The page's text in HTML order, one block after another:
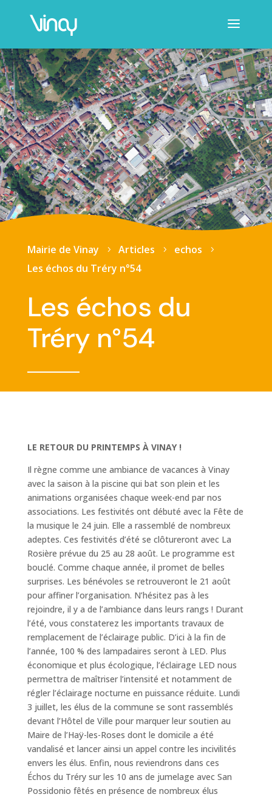
Mairie de Vinay 5 Articles 5 echos 5
Les échos du Tréry n°54
Les échos du
Tréry n°54
LE RETOUR DU PRINTEMPS À VINAY !
Il règne comme une ambiance de vacances à Vinay
avec la saison à la piscine qui bat son plein et les
animations organisées chaque week-end par nos
associations. Les festivités ont débuté avec la Fête de
la musique le 24 juin. Elle a rassemblé de nombreux
adeptes. Ces festivités d’été se clôtureront avec La
Rosière prévue du 25 au 28 août. Le programme est
bouclé. Comme chaque année, il promet de belles
surprises. Les bénévoles se retrouveront le 21 août
pour affiner l’organisation. N’hésitez pas à les
rejoindre, il y a de l’ambiance dans leurs rangs ! Durant
l’été, vous constaterez les importants travaux de
remplacement de l’éclairage public. D’ici à la fin de
l’année, 100 % des lampadaires seront à LED. Plus
économique et plus écologique, l’éclairage LED nous
permettra de maîtriser l’intensité et notamment de
régler l’éclairage nocturne en puissance réduite. Lundi
3 juillet, les élus de la commune se sont rassemblés
devant l’Hôtel de Ville pour marquer leur soutien au
Maire de l’Haÿ-les-Roses dont le domicile a été
vandalisé et lancer ainsi un appel contre les incivilités
envers les élus. Enfin, nous reviendrons dans ces
Échos du Tréry sur les 10 ans de jumelage avec San
Possidonio fêtés en présence de nombreux élus